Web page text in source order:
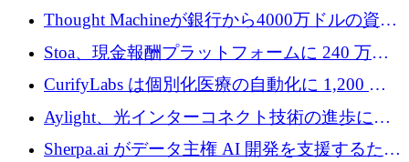
ニングに変えるために 700 万ポンドを獲得
Thought Machineが銀行から4000万ドルの資金
調達、年間収益1億ドルを突破
Stoa、現金報酬プラットフォームに 240 万ド
ルを確保
CurifyLabs は個別化医療の自動化に 1,200 万
ユーロを寄付
Aylight、光インターコネクト技術の進歩に向
けて450万ユーロのプレシードラウンドを終了
Sherpa.ai がデータ主権 AI 開発を支援するため